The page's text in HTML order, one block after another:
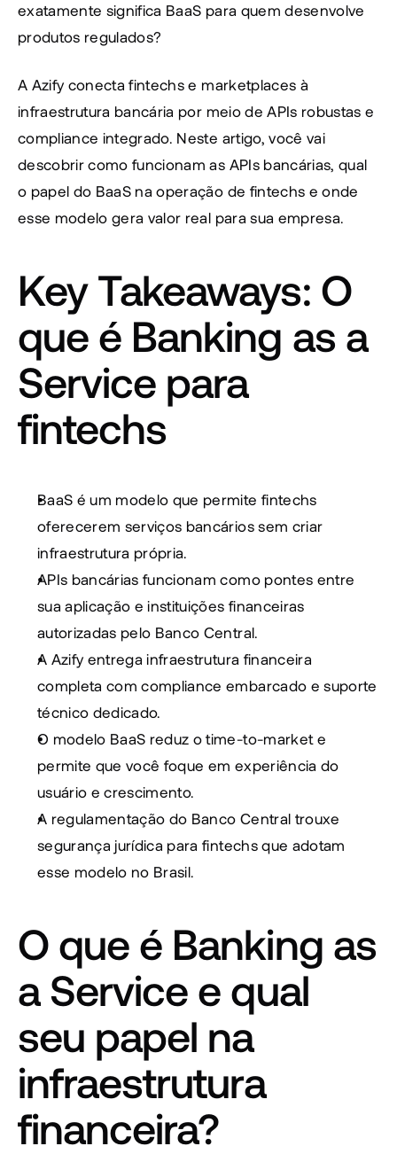
exatamente significa BaaS para quem desenvolve
produtos regulados?
A Azify conecta fintechs e marketplaces à
infraestrutura bancária por meio de APIs robustas e
compliance integrado. Neste artigo, você vai
descobrir como funcionam as APIs bancárias, qual
o papel do BaaS na operação de fintechs e onde
esse modelo gera valor real para sua empresa.
Key Takeaways: O
que é Banking as a
Service para
fintechs
BaaS é um modelo que permite fintechs
oferecerem serviços bancários sem criar
infraestrutura própria.
APIs bancárias funcionam como pontes entre
sua aplicação e instituições financeiras
autorizadas pelo Banco Central.
A Azify entrega infraestrutura financeira
completa com compliance embarcado e suporte
técnico dedicado.
O modelo BaaS reduz o time-to-market e
permite que você foque em experiência do
usuário e crescimento.
A regulamentação do Banco Central trouxe
segurança jurídica para fintechs que adotam
esse modelo no Brasil.
O que é Banking as
a Service e qual
seu papel na
infraestrutura
financeira?